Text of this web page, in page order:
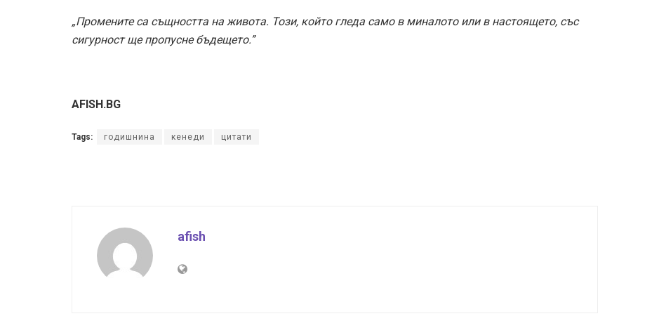
„Промените са същността на живота. Този, който гледа само в миналото или в настоящето, със
сигурност ще пропусне бъдещето.”
AFISH.BG
Tags: годишнина кенеди цитати
afish